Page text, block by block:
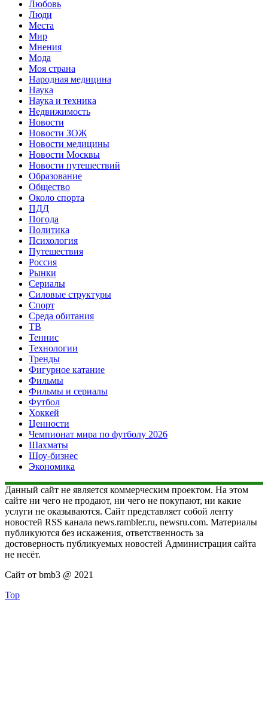
Любовь
Люди
Места
Мир
Мнения
Мода
Моя страна
Народная медицина
Наука
Наука и техника
Недвижимость
Новости
Новости ЗОЖ
Новости медицины
Новости Москвы
Новости путешествий
Образование
Общество
Около спорта
ПДД
Погода
Политика
Психология
Путешествия
Россия
Рынки
Сериалы
Силовые структуры
Спорт
Среда обитания
ТВ
Теннис
Технологии
Тренды
Фигурное катание
Фильмы
Фильмы и сериалы
Футбол
Хоккей
Ценности
Чемпионат мира по футболу 2026
Шахматы
Шоу-бизнес
Экономика
Данный сайт не является коммерческим проектом. На этом
сайте ни чего не продают, ни чего не покупают, ни какие
услуги не оказываются. Сайт представляет собой ленту
новостей RSS канала news.rambler.ru, newsru.com. Материалы
публикуются без искажения, ответственность за
достоверность публикуемых новостей Администрация сайта
не несёт.
Сайт от bmb3 @ 2021
Top